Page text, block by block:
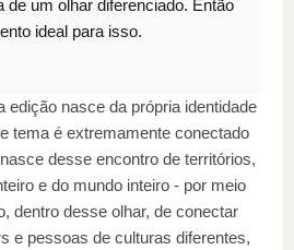
de um olhar diferenciado. Então
ideal para isso.
edição nasce da própria identidade
tema é extremamente conectado
desse encontro de territórios,
e do mundo inteiro - por meio
dentro desse olhar, de conectar
e pessoas de culturas diferentes,